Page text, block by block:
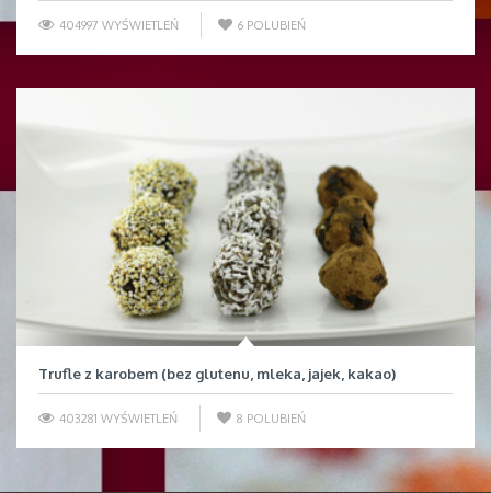
404997 WYŚWIETLEŃ 6 POLUBIEŃ
Trufle z karobem (bez glutenu, mleka, jajek, kakao)
403281 WYŚWIETLEŃ 8 POLUBIEŃ